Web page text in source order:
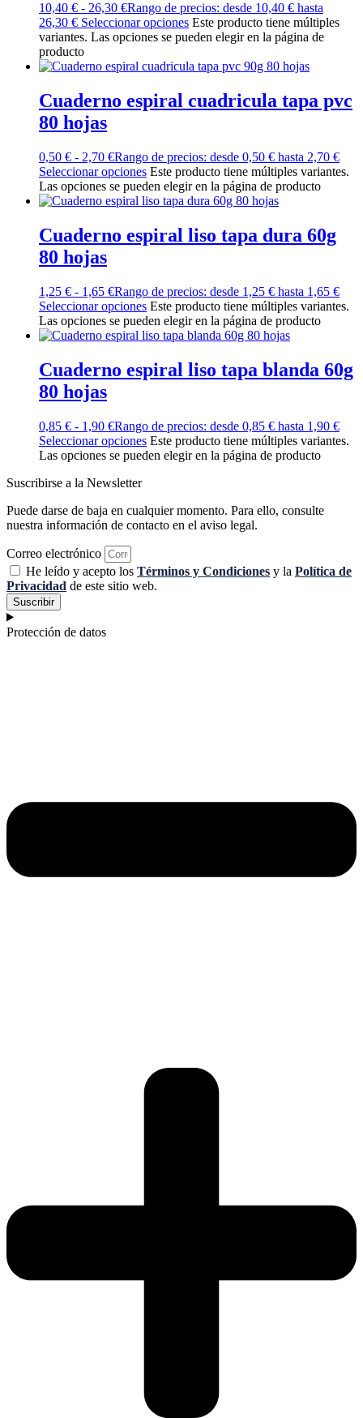
10,40 € - 26,30 €Rango de precios: desde 10,40 € hasta
26,30 € Seleccionar opciones Este producto tiene múltiples
variantes. Las opciones se pueden elegir en la página de
producto
Cuaderno espiral cuadricula tapa pvc
80 hojas
0,50 € - 2,70 €Rango de precios: desde 0,50 € hasta 2,70 €
Seleccionar opciones Este producto tiene múltiples variantes.
Las opciones se pueden elegir en la página de producto
Cuaderno espiral liso tapa dura 60g
80 hojas
1,25 € - 1,65 €Rango de precios: desde 1,25 € hasta 1,65 €
Seleccionar opciones Este producto tiene múltiples variantes.
Las opciones se pueden elegir en la página de producto
Cuaderno espiral liso tapa blanda 60g
80 hojas
0,85 € - 1,90 €Rango de precios: desde 0,85 € hasta 1,90 €
Seleccionar opciones Este producto tiene múltiples variantes.
Las opciones se pueden elegir en la página de producto
Suscribirse a la Newsletter
Puede darse de baja en cualquier momento. Para ello, consulte
nuestra información de contacto en el aviso legal.
Correo electrónico
He leído y acepto los Términos y Condiciones y la Política de
Privacidad de este sitio web.
Suscribir
Protección de datos